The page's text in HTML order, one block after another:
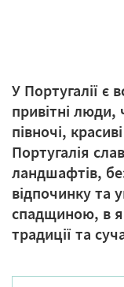
У Португалії є
привітні люди,
півночі,
Португалія
ландшафтів,
відпочинку та
спадщиною, в
традиції та